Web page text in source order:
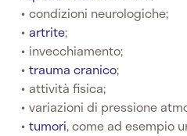
condizioni neurologiche;
artrite;
invecchiamento;
trauma cranico;
attività fisica;
variazioni di pressione
tumori, come ad esempio